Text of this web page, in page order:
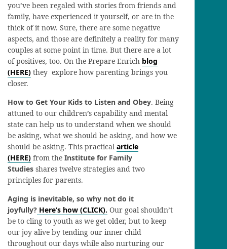
you’ve been regaled with stories from friends and
family, have experienced it yourself, or are in the
thick of it now. Sure, there are some negative
aspects, and those are definitely a reality for many
couples at some point in time. But there are a lot
of positives, too. On the Prepare-Enrich blog
(HERE) they explore how parenting brings you
closer.
How to Get Your Kids to Listen and Obey. Being
attuned to our children’s capability and mental
state can help us to understand when we should
be asking, what we should be asking, and how we
should be asking. This practical article
(HERE) from the Institute for Family
Studies shares twelve strategies and two
principles for parents.
Aging is inevitable, so why not do it
joyfully? Here’s how (CLICK). Our goal shouldn’t
be to cling to youth as we get older, but to keep
our joy alive by tending our inner child
throughout our days while also nurturing our